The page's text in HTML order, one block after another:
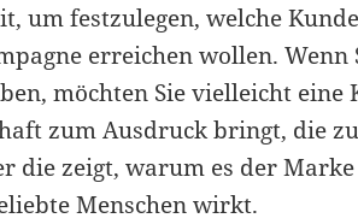
um festzulegen, welche
erreichen wollen. Wenn
möchten Sie vielleicht eine
zum Ausdruck bringt, die
die zeigt, warum es der
Menschen wirkt.